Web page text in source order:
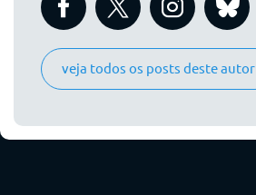
veja todos os posts deste autor